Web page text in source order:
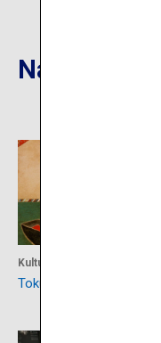
Kultur
Tokugawa-Kunstmuseum